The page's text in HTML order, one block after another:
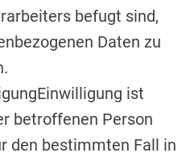
befugt sind,
Daten zu
ist
betroffenen Person
den bestimmten Fall in